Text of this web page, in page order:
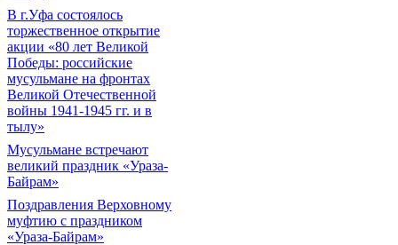
В г.Уфа состоялось
торжественное открытие
акции «80 лет Великой
Победы: российские
мусульмане на фронтах
Великой Отечественной
войны 1941-1945 гг. и в
тылу»
Мусульмане встречают
великий праздник «Ураза-
Байрам»
Поздравления Верховному
муфтию с праздником
«Ураза-Байрам»